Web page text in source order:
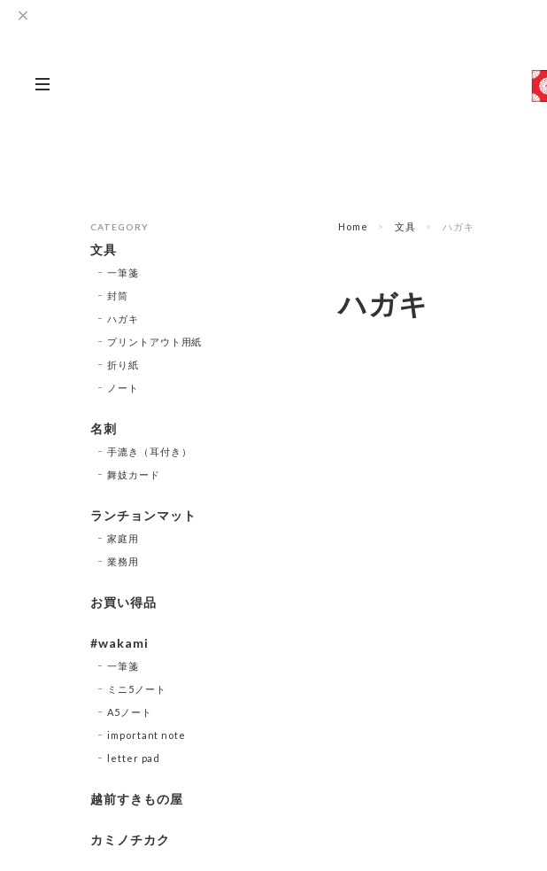
Home 文具 ハガキ
ハガキ
CATEGORY
文具
一筆箋
封筒
ハガキ
プリントアウト用紙
折り紙
ノート
名刺
手漉き（耳付き）
舞妓カード
ランチョンマット
家庭用
業務用
お買い得品
#wakami
一筆箋
ミニ5ノート
A5ノート
important note
letter pad
越前すきもの屋
カミノチカク